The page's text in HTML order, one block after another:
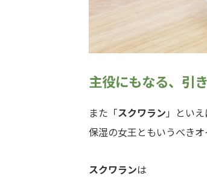
主役にもなる、引
また「スクワラン 」とい
保湿の女王ともいうべき
スクワランは